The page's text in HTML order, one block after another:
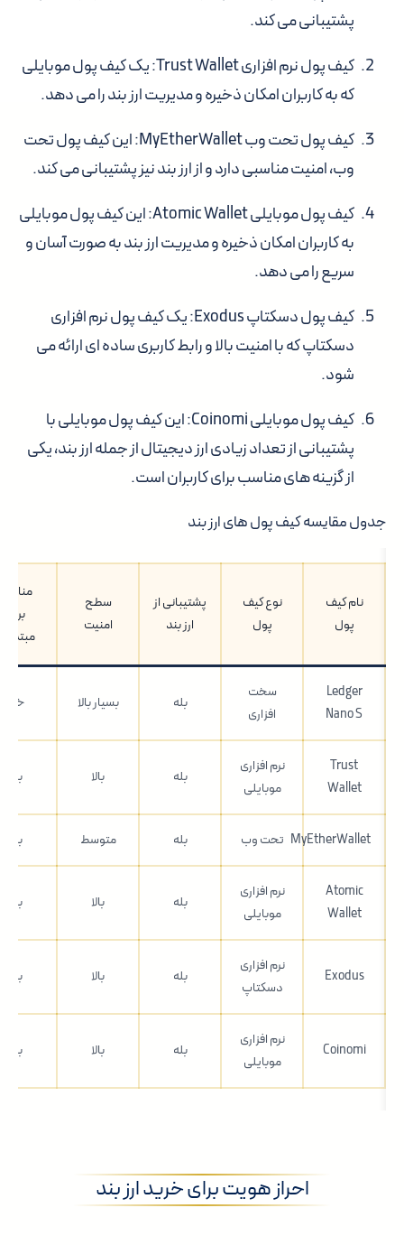
پشتیبانی می کند.
کیف پول نرم افزاری Trust Wallet
: یک کیف پول موبایلی
که به کاربران امکان ذخیره و مدیریت ارز بند را می دهد.
کیف پول تحت وب MyEtherWallet
: این کیف پول تحت
وب، امنیت مناسبی دارد و از ارز بند نیز پشتیبانی می کند.
کیف پول موبایلی Atomic Wallet
: این کیف پول موبایلی
به کاربران امکان ذخیره و مدیریت ارز بند به صورت آسان و
سریع را می دهد.
کیف پول دسکتاپ Exodus
: یک کیف پول نرم افزاری
دسکتاپ که با امنیت بالا و رابط کاربری ساده ای ارائه می
شود.
کیف پول موبایلی Coinomi
: این کیف پول موبایلی با
پشتیبانی از تعداد زیادی ارز دیجیتال از جمله ارز بند، یکی
از گزینه های مناسب برای کاربران است.
جدول مقایسه کیف پول های ارز بند
نام کیف
پول
نوع کیف
پول
پشتیبانی از
ارز بند
سطح
امنیت
برای
Ledger
Nano S
سخت
افزاری
بله بسیار بالا خیر
Trust
Wallet
نرم افزاری
موبایلی
بله بالا بله
MyEtherWallet تحت وب بله متوسط بله
Atomic
Wallet
نرم افزاری
موبایلی
بله بالا بله
Exodus
نرم افزاری
دسکتاپ
بله بالا بله
Coinomi
نرم افزاری
موبایلی
بله بالا بله
احراز هویت برای خرید ارز بند